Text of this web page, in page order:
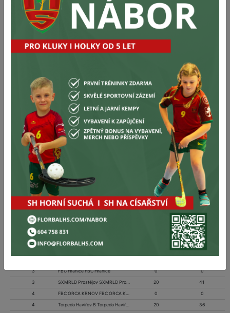
M Na objednávku 550 Kč
Na objednávku 550 Kč
XL
Cena:450 Kč
Ks
Poznámka k objednávce
1 0
1 58
2 43
3 FBC Hranice FBC Hranice 0 0
3 SXMRLD Prostějov SXMRLD Prostějov 20 41
4 FBC ORCA KRNOV FBC ORCA KRNOV 0 0
4 Torpedo Havířov B Torpedo Havířov B 20 36